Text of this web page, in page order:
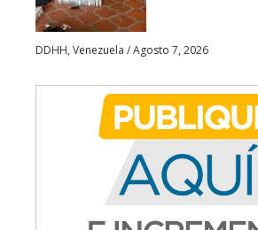
DDHH, Venezuela /Agosto 7, 2026